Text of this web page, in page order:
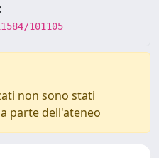
101105
non sono stati
parte dell'ateneo